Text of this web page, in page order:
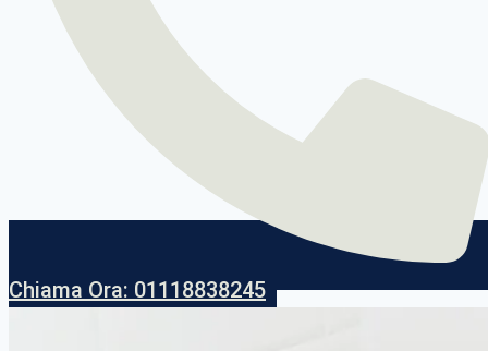
Chiama Ora: 01118838245